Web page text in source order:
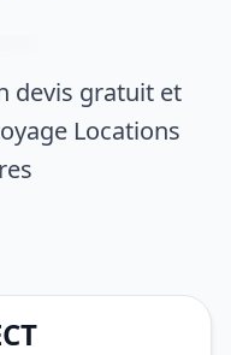
devis gratuit et
Locations